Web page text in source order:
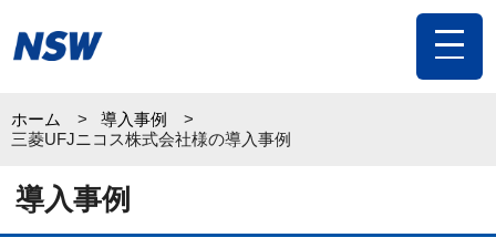
toggle
ホーム
導入事例
三菱UFJニコス株式会社様の導入事例
導入事例